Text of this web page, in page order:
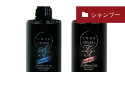
シャンプー